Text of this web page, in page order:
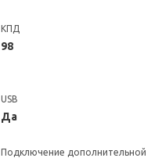
КПД
98
USB
Да
Подключение дополнительной